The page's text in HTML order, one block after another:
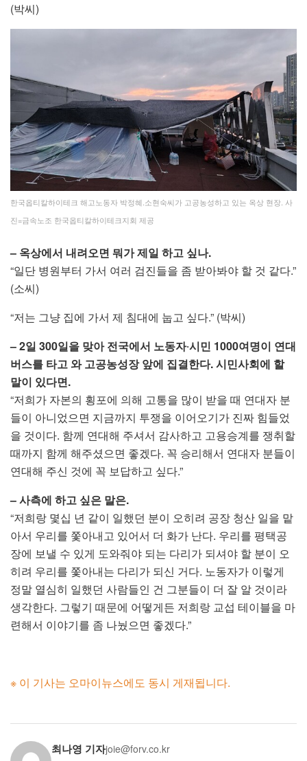
(박씨)
한국옵티칼하이테크 해고노동자 박정혜.소현숙씨가 고공농성하고 있는 옥상 현장. 사
진=금속노조 한국옵티칼하이테크지회 제공
– 옥상에서 내려오면 뭐가 제일 하고 싶나.
“일단 병원부터 가서 여러 검진들을 좀 받아봐야 할 것 같다.”
(소씨)
“저는 그냥 집에 가서 제 침대에 눕고 싶다.” (박씨)
– 2일 300일을 맞아 전국에서 노동자‧시민 1000여명이 연대
버스를 타고 와 고공농성장 앞에 집결한다. 시민사회에 할
말이 있다면.
“저희가 자본의 횡포에 의해 고통을 많이 받을 때 연대자 분
들이 아니었으면 지금까지 투쟁을 이어오기가 진짜 힘들었
을 것이다. 함께 연대해 주셔서 감사하고 고용승계를 쟁취할
때까지 함께 해주셨으면 좋겠다. 꼭 승리해서 연대자 분들이
연대해 주신 것에 꼭 보답하고 싶다.”
– 사측에 하고 싶은 말은.
“저희랑 몇십 년 같이 일했던 분이 오히려 공장 청산 일을 맡
아서 우리를 쫓아내고 있어서 더 화가 난다. 우리를 평택공
장에 보낼 수 있게 도와줘야 되는 다리가 되셔야 할 분이 오
히려 우리를 쫓아내는 다리가 되신 거다. 노동자가 이렇게
정말 열심히 일했던 사람들인 건 그분들이 더 잘 알 것이라
생각한다. 그렇기 때문에 어떻게든 저희랑 교섭 테이블을 마
련해서 이야기를 좀 나눴으면 좋겠다.”
※ 이 기사는 오마이뉴스에도 동시 게재됩니다.
최나영 기자joie@forv.co.kr